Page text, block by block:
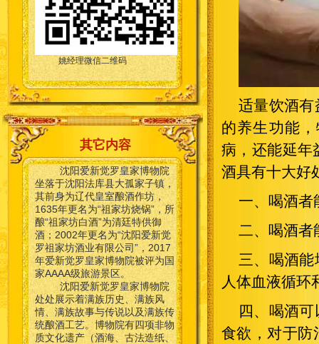
姚经理微信二维码
其它内容
沈阳爱新觉罗皇家博物院
坐落于沈阳法库县大孤家子镇，
其前身为辽代皇室酿酒作坊，
1635年更名为“祖家坊烧锅”，所
酿“祖家坊白酒”为清廷特供御
酒；2002年更名为“沈阳爱新觉
罗祖家坊酒业有限公司”，2017
年爱新觉罗皇家博物院被评为国
家AAAA级旅游景区。
沈阳爱新觉罗皇家博物院
处处展示着满族历史、满族风
情、满族故事与传说以及满族传
统酿酒工艺。博物院有四项非物
质文化遗产（酒海、古法造纸、
适量饮酒有
的养生功能
病，还能延年
酒具有十大好
一、喝酒者
二、喝酒者
三、喝酒
人体血液循环
四、喝酒
食欲，对于防